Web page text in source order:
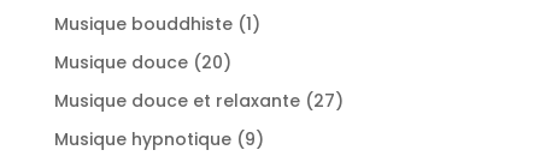
produits
Musique bouddhiste 11
Musique douce 2020
produits
Musique douce et relaxante 2727
Musique hypnotique 99